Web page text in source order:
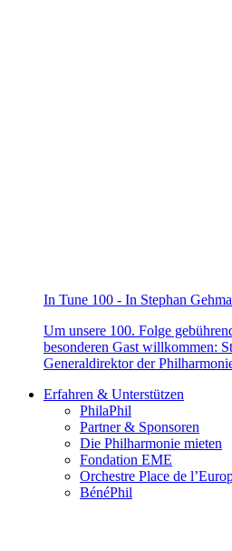
In Tune 100 - In Stephan
Um unsere 100. Folge
besonderen Gast willkommen:
Generaldirektor der
Erfahren & Unterstützen
PhilaPhil
Partner & Sponsoren
Die Philharmonie mieten
Fondation EME
Orchestre Place de
BénéPhil